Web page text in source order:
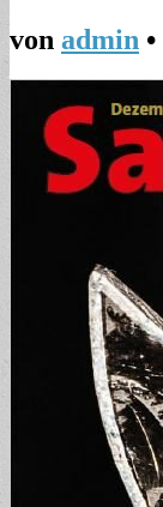
von admin •